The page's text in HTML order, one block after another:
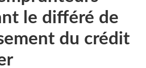
le différé de
du crédit